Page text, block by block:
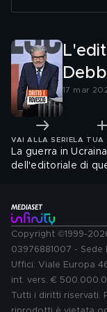
17 mar
VAI ALLA SERIE LA TUA
La guerra in
dell'editoriale di
Copyright ©1999-
03976881007 - Sede
Uffici: Viale Europa
int. vers. €
Tutti i diritti riservati.